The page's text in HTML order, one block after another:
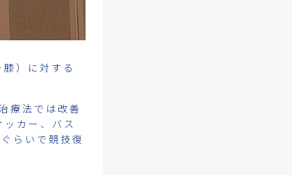
）に対する
療法では改善
カー、バス
らいで競技復